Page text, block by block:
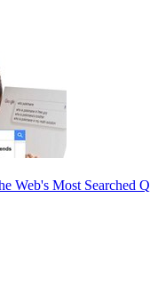
Web's Most Searched